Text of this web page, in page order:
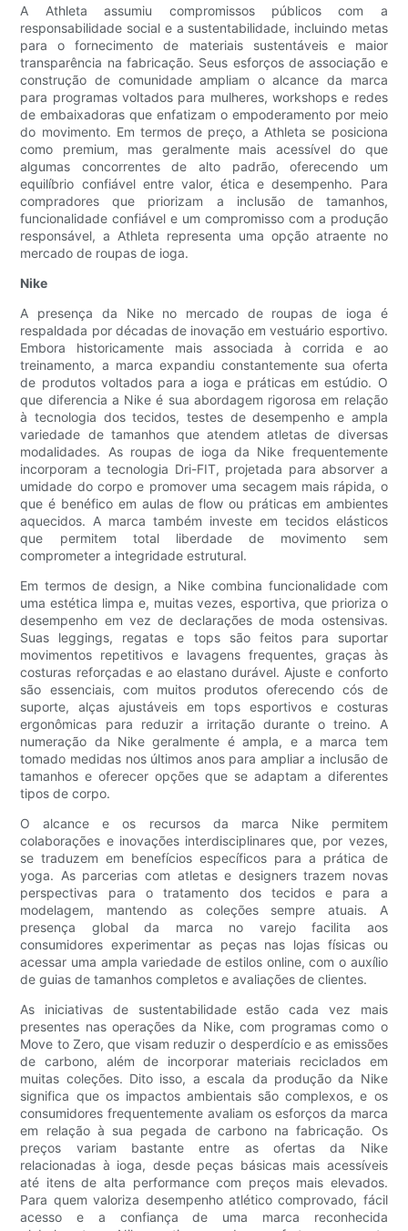
A Athleta assumiu compromissos públicos com a
responsabilidade social e a sustentabilidade, incluindo metas
para o fornecimento de materiais sustentáveis ​​e maior
transparência na fabricação. Seus esforços de associação e
construção de comunidade ampliam o alcance da marca
para programas voltados para mulheres, workshops e redes
de embaixadoras que enfatizam o empoderamento por meio
do movimento. Em termos de preço, a Athleta se posiciona
como premium, mas geralmente mais acessível do que
algumas concorrentes de alto padrão, oferecendo um
equilíbrio confiável entre valor, ética e desempenho. Para
compradores que priorizam a inclusão de tamanhos,
funcionalidade confiável e um compromisso com a produção
responsável, a Athleta representa uma opção atraente no
mercado de roupas de ioga.
Nike
A presença da Nike no mercado de roupas de ioga é
respaldada por décadas de inovação em vestuário esportivo.
Embora historicamente mais associada à corrida e ao
treinamento, a marca expandiu constantemente sua oferta
de produtos voltados para a ioga e práticas em estúdio. O
que diferencia a Nike é sua abordagem rigorosa em relação
à tecnologia dos tecidos, testes de desempenho e ampla
variedade de tamanhos que atendem atletas de diversas
modalidades. As roupas de ioga da Nike frequentemente
incorporam a tecnologia Dri-FIT, projetada para absorver a
umidade do corpo e promover uma secagem mais rápida, o
que é benéfico em aulas de flow ou práticas em ambientes
aquecidos. A marca também investe em tecidos elásticos
que permitem total liberdade de movimento sem
comprometer a integridade estrutural.
Em termos de design, a Nike combina funcionalidade com
uma estética limpa e, muitas vezes, esportiva, que prioriza o
desempenho em vez de declarações de moda ostensivas.
Suas leggings, regatas e tops são feitos para suportar
movimentos repetitivos e lavagens frequentes, graças às
costuras reforçadas e ao elastano durável. Ajuste e conforto
são essenciais, com muitos produtos oferecendo cós de
suporte, alças ajustáveis ​​em tops esportivos e costuras
ergonômicas para reduzir a irritação durante o treino. A
numeração da Nike geralmente é ampla, e a marca tem
tomado medidas nos últimos anos para ampliar a inclusão de
tamanhos e oferecer opções que se adaptam a diferentes
tipos de corpo.
O alcance e os recursos da marca Nike permitem
colaborações e inovações interdisciplinares que, por vezes,
se traduzem em benefícios específicos para a prática de
yoga. As parcerias com atletas e designers trazem novas
perspectivas para o tratamento dos tecidos e para a
modelagem, mantendo as coleções sempre atuais. A
presença global da marca no varejo facilita aos
consumidores experimentar as peças nas lojas físicas ou
acessar uma ampla variedade de estilos online, com o auxílio
de guias de tamanhos completos e avaliações de clientes.
As iniciativas de sustentabilidade estão cada vez mais
presentes nas operações da Nike, com programas como o
Move to Zero, que visam reduzir o desperdício e as emissões
de carbono, além de incorporar materiais reciclados em
muitas coleções. Dito isso, a escala da produção da Nike
significa que os impactos ambientais são complexos, e os
consumidores frequentemente avaliam os esforços da marca
em relação à sua pegada de carbono na fabricação. Os
preços variam bastante entre as ofertas da Nike
relacionadas à ioga, desde peças básicas mais acessíveis
até itens de alta performance com preços mais elevados.
Para quem valoriza desempenho atlético comprovado, fácil
acesso e a confiança de uma marca reconhecida